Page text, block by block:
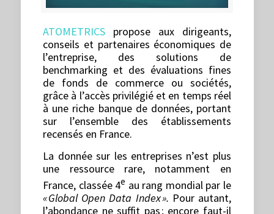
ATOMETRICS propose aux dirigeants,
conseils et partenaires économiques de
l’entreprise, des solutions de
benchmarking et des évaluations fines
de fonds de commerce ou sociétés,
grâce à l’accès privilégié et en temps réel
à une riche banque de données, portant
sur l’ensemble des établissements
recensés en France.
La donnée sur les entreprises n’est plus
une ressource rare, notamment en
France, classée 4e au rang mondial par le
«Global Open Data Index». Pour autant,
l’abondance ne suffit pas ; encore faut-il